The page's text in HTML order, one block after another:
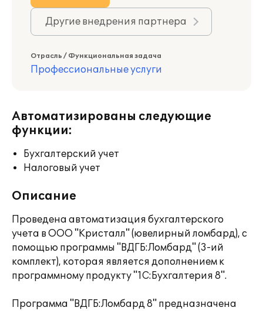
Другие внедрения партнера
Отрасль / Функциональная задача
Профессиональные услуги
Автоматизированы следующие
функции:
Бухгалтерский учет
Налоговый учет
Описание
Проведена автоматизация бухгалтерского
учета в ООО "Кристалл" (ювелирный ломбард), с
помощью программы "ВДГБ:Ломбард" (3-ий
комплект), которая является дополнением к
программному продукту "1С:Бухгалтерия 8".
Программа "ВДГБ:Ломбард 8" предназначена